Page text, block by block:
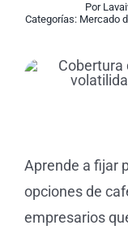
Por
Categorías: Mercado
Aprende a fijar
opciones de
empresarios